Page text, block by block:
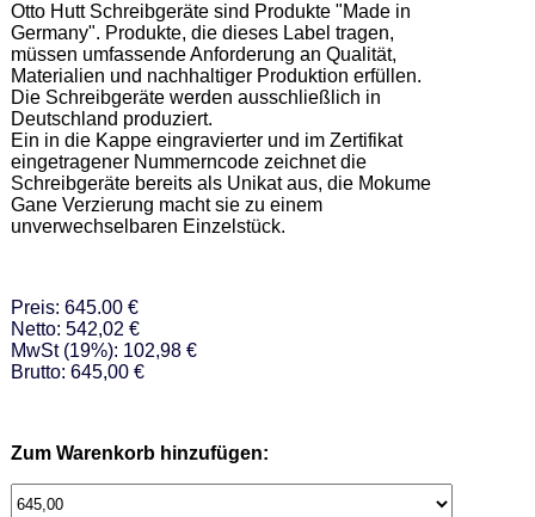
Otto Hutt Schreibgeräte sind Produkte "Made in
Germany". Produkte, die dieses Label tragen,
müssen umfassende Anforderung an Qualität,
Materialien und nachhaltiger Produktion erfüllen.
Die Schreibgeräte werden ausschließlich in
Deutschland produziert.
Ein in die Kappe eingravierter und im Zertifikat
eingetragener Nummerncode zeichnet die
Schreibgeräte bereits als Unikat aus, die Mokume
Gane Verzierung macht sie zu einem
unverwechselbaren Einzelstück.
Preis: 645.00 €
Netto: 542,02 €
MwSt (19%): 102,98 €
Brutto: 645,00 €
Zum Warenkorb hinzufügen: